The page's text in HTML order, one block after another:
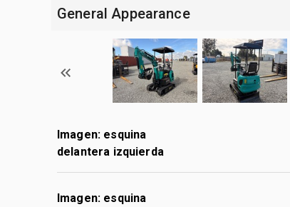
General Appearance
Imagen: esquina
delantera izquierda
Imagen: esquina